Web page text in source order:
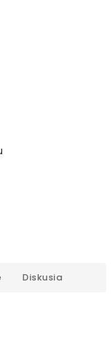
Diskusia